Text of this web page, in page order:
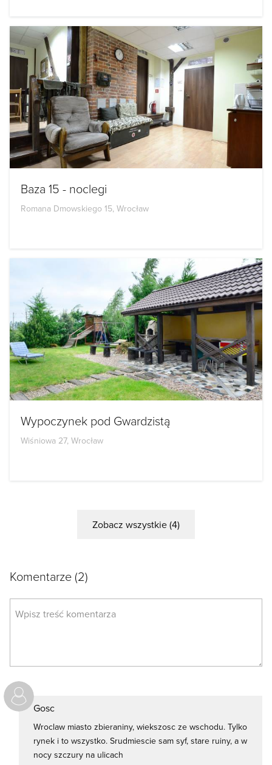
Baza 15 - noclegi
Romana Dmowskiego 15, Wrocław
Wypoczynek pod Gwardzistą
Wiśniowa 27, Wrocław
Zobacz wszystkie (4)
Komentarze (2)
Gosc
Wroclaw miasto zbieraniny, wiekszosc ze wschodu. Tylko
rynek i to wszystko. Srudmiescie sam syf, stare ruiny, a w
nocy szczury na ulicach